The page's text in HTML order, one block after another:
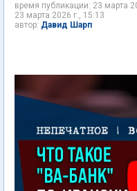
время публикации: 23 марта
23 марта 2026 г., 15:13
Давид Шарп